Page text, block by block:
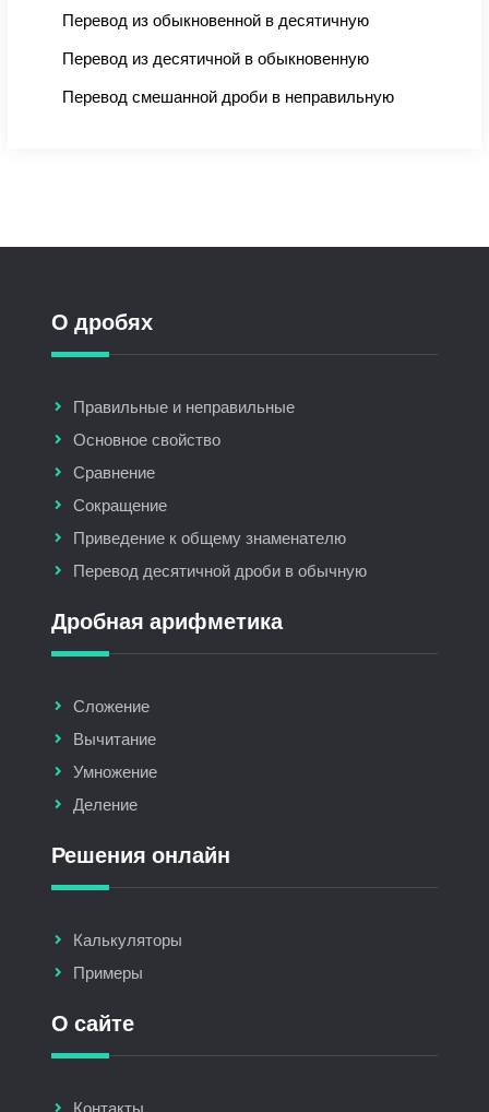
Перевод из обыкновенной в десятичную
Перевод из десятичной в обыкновенную
Перевод смешанной дроби в неправильную
О дробях
Правильные и неправильные
Основное свойство
Сравнение
Сокращение
Приведение к общему знаменателю
Перевод десятичной дроби в обычную
Дробная арифметика
Сложение
Вычитание
Умножение
Деление
Решения онлайн
Калькуляторы
Примеры
О сайте